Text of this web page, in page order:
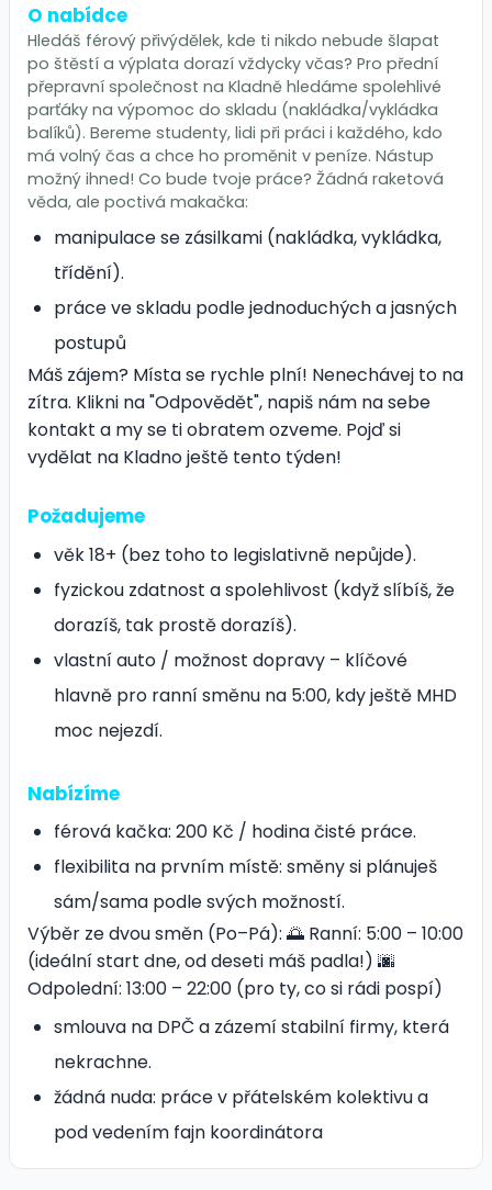
O nabídce
Hledáš férový přivýdělek, kde ti nikdo nebude šlapat
po štěstí a výplata dorazí vždycky včas? Pro přední
přepravní společnost na Kladně hledáme spolehlivé
parťáky na výpomoc do skladu (nakládka/vykládka
balíků). Bereme studenty, lidi při práci i každého, kdo
má volný čas a chce ho proměnit v peníze. Nástup
možný ihned! Co bude tvoje práce? Žádná raketová
věda, ale poctivá makačka:
manipulace se zásilkami (nakládka, vykládka,
třídění).
práce ve skladu podle jednoduchých a jasných
postupů
Máš zájem? Místa se rychle plní! Nenechávej to na
zítra. Klikni na "Odpovědět", napiš nám na sebe
kontakt a my se ti obratem ozveme. Pojď si
vydělat na Kladno ještě tento týden!
Požadujeme
věk 18+ (bez toho to legislativně nepůjde).
fyzickou zdatnost a spolehlivost (když slíbíš, že
dorazíš, tak prostě dorazíš).
vlastní auto / možnost dopravy – klíčové
hlavně pro ranní směnu na 5:00, kdy ještě MHD
moc nejezdí.
Nabízíme
férová kačka: 200 Kč / hodina čisté práce.
flexibilita na prvním místě: směny si plánuješ
sám/sama podle svých možností.
Výběr ze dvou směn (Po–Pá): 🌅 Ranní: 5:00 – 10:00
(ideální start dne, od deseti máš padla!) 🌆
Odpolední: 13:00 – 22:00 (pro ty, co si rádi pospí)
smlouva na DPČ a zázemí stabilní firmy, která
nekrachne.
žádná nuda: práce v přátelském kolektivu a
pod vedením fajn koordinátora